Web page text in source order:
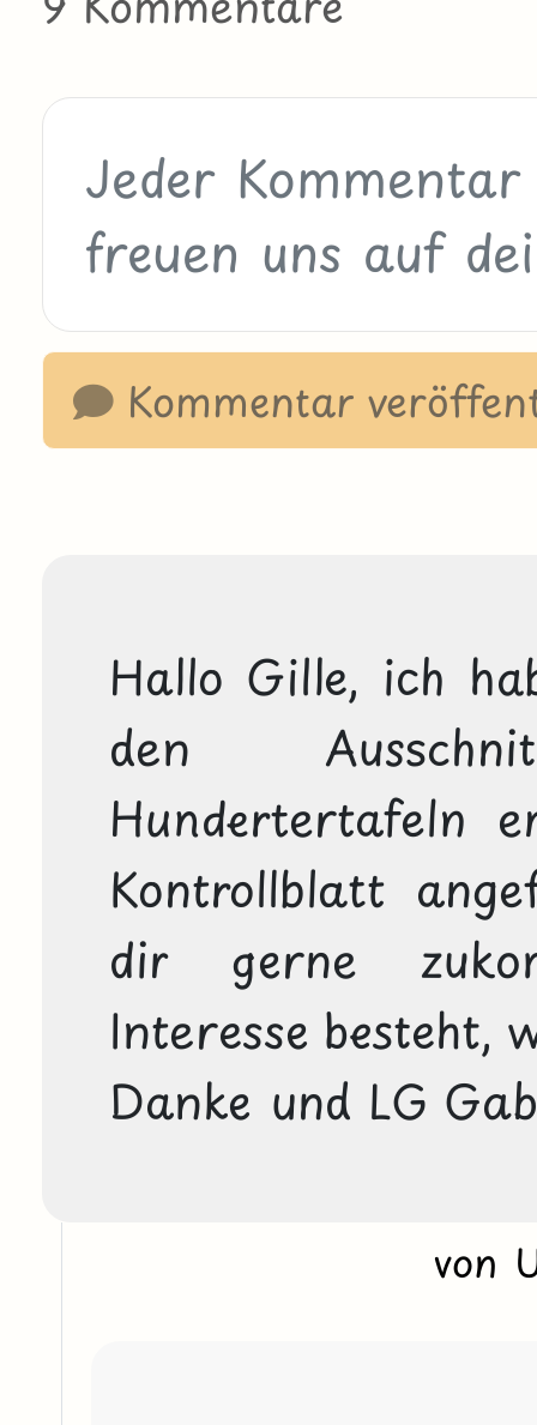
Kommentar
Hallo Gille, ich
den
Hundertertafeln
Kontrollblatt
dir gerne
Interesse besteht,
Danke und LG
von